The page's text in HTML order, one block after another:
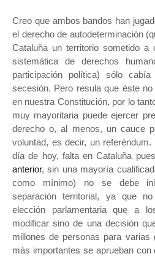
Creo que ambos bandos han
el derecho de autodeterminación
Cataluña un territorio sometido a
sistemática de derechos
participación política) sólo
secesión. Pero resula que éste
en nuestra Constitución, por lo
muy mayoritaria puede ejercer
derecho o, al menos, un cauce
voluntad, es decir, un
día de hoy, falta en Cataluña
anterior, sin una mayoría
como mínimo) no se debe
separación territorial, ya que
elección parlamentaria que a
modificar sino de una decisión
millones de personas para varias
más importantes se aprueban